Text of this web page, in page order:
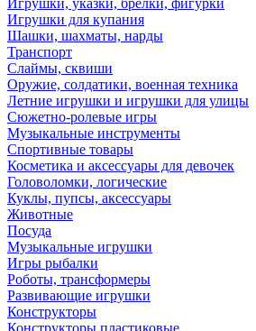
Игрушки, указки, брелки, фигурки
Игрушки для купания
Шашки, шахматы, нарды
Транспорт
Слаймы, сквиши
Оружие, солдатики, военная техника
Летние игрушки и игрушки для улицы
Сюжетно-ролевые игры
Музыкальные инструменты
Спортивные товары
Косметика и аксессуары для девочек
Головоломки, логические
Куклы, пупсы, аксессуары
Животные
Посуда
Музыкальные игрушки
Игры рыбалки
Роботы, трансформеры
Развивающие игрушки
Конструкторы
Конструкторы пластиковые